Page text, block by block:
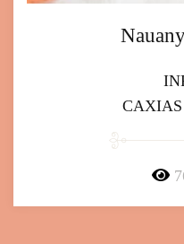
CAXIAS